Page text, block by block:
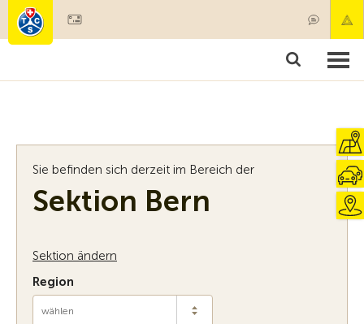
Mitgliedschaft & Leistungen
Sie befinden sich derzeit im Bereich der
Sektion Bern
Sektion ändern
Region
wählen